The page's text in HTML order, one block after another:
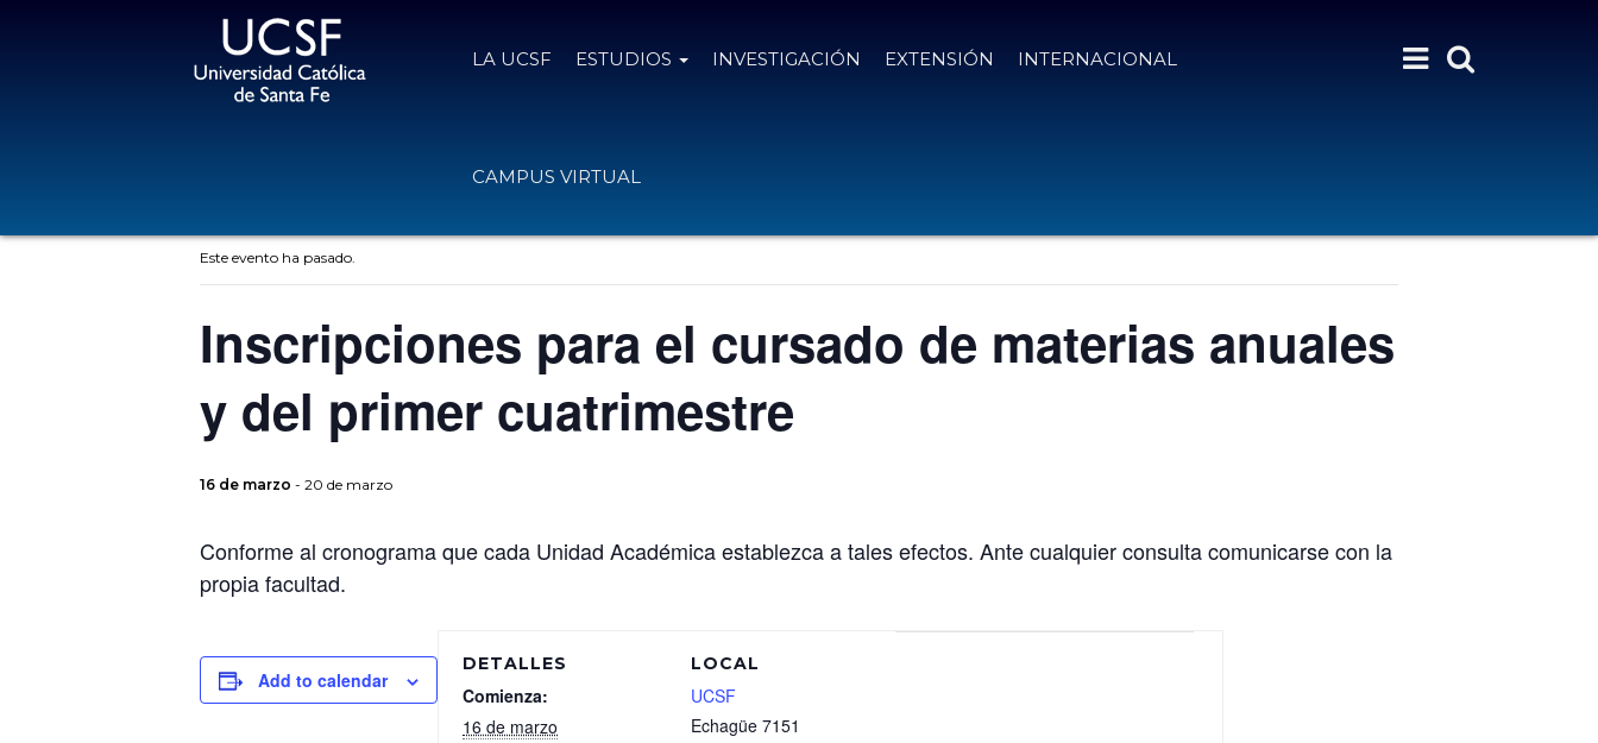
LA UCSF ESTUDIOS INVESTIGACIÓN EXTENSIÓN INTERNACIONAL
CAMPUS VIRTUAL
Este evento ha pasado.
Inscripciones para el cursado de materias anuales
y del primer cuatrimestre
16 de marzo - 20 de marzo
Conforme al cronograma que cada Unidad Académica establezca a tales efectos. Ante cualquier consulta comunicarse con la
propia facultad.
Add to calendar
DETALLES
Comienza:
16 de marzo
LOCAL
UCSF
Echagüe 7151